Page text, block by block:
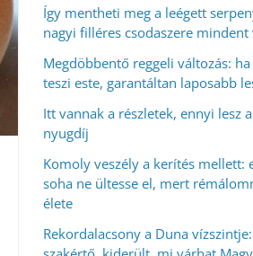
Így mentheti meg a leégett
nagyi filléres csodaszere mindent
Megdöbbentő reggeli változás:
teszi este, garantáltan laposabb
Itt vannak a részletek, ennyi lesz
nyugdíj
Komoly veszély a kerítés mellett:
soha ne ültesse el, mert
élete
Rekordalacsony a Duna